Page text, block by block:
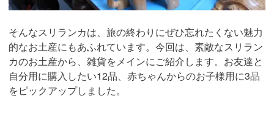
そんなスリランカは、旅の終わりにぜひ忘れたくない魅力
的なお土産にもあふれています。今回は、素敵なスリラン
カのお土産から、雑貨をメインにご紹介します。お友達と
自分用に購入したい12品、赤ちゃんからのお子様用に3品
をピックアップしました。